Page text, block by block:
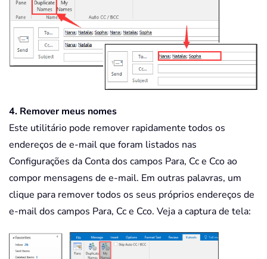
4. Remover meus nomes
Este utilitário pode remover rapidamente todos os
endereços de e-mail que foram listados nas
Configurações da Conta dos campos Para, Cc e Cco ao
compor mensagens de e-mail. Em outras palavras, um
clique para remover todos os seus próprios endereços de
e-mail dos campos Para, Cc e Cco. Veja a captura de tela: